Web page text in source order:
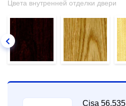
Цвета внутренней отделки двери
Cisa 56.535